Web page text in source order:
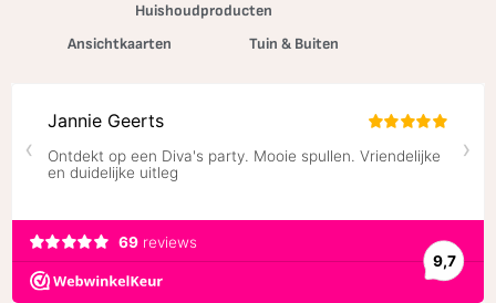
Huishoudproducten
Ansichtkaarten
Tuin & Buiten